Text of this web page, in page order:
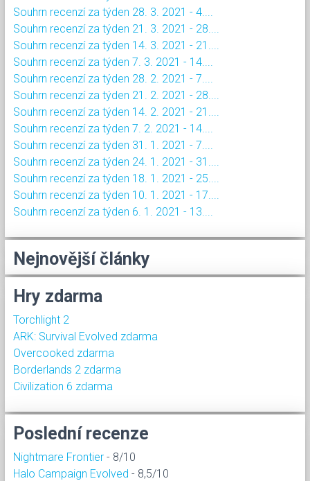
Souhrn recenzí za týden 28. 3. 2021 - 4....
Souhrn recenzí za týden 21. 3. 2021 - 28....
Souhrn recenzí za týden 14. 3. 2021 - 21....
Souhrn recenzí za týden 7. 3. 2021 - 14....
Souhrn recenzí za týden 28. 2. 2021 - 7....
Souhrn recenzí za týden 21. 2. 2021 - 28....
Souhrn recenzí za týden 14. 2. 2021 - 21....
Souhrn recenzí za týden 7. 2. 2021 - 14....
Souhrn recenzí za týden 31. 1. 2021 - 7....
Souhrn recenzí za týden 24. 1. 2021 - 31....
Souhrn recenzí za týden 18. 1. 2021 - 25....
Souhrn recenzí za týden 10. 1. 2021 - 17....
Souhrn recenzí za týden 6. 1. 2021 - 13....
Nejnovější články
Hry zdarma
Torchlight 2
ARK: Survival Evolved zdarma
Overcooked zdarma
Borderlands 2 zdarma
Civilization 6 zdarma
Poslední recenze
Nightmare Frontier - 8/10
Halo Campaign Evolved - 8,5/10